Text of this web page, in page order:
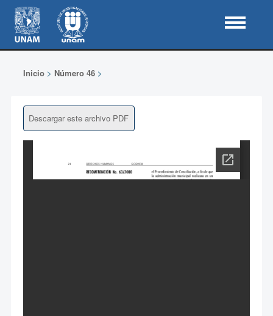
Inicio> Número 46>
Descargar este archivo PDF